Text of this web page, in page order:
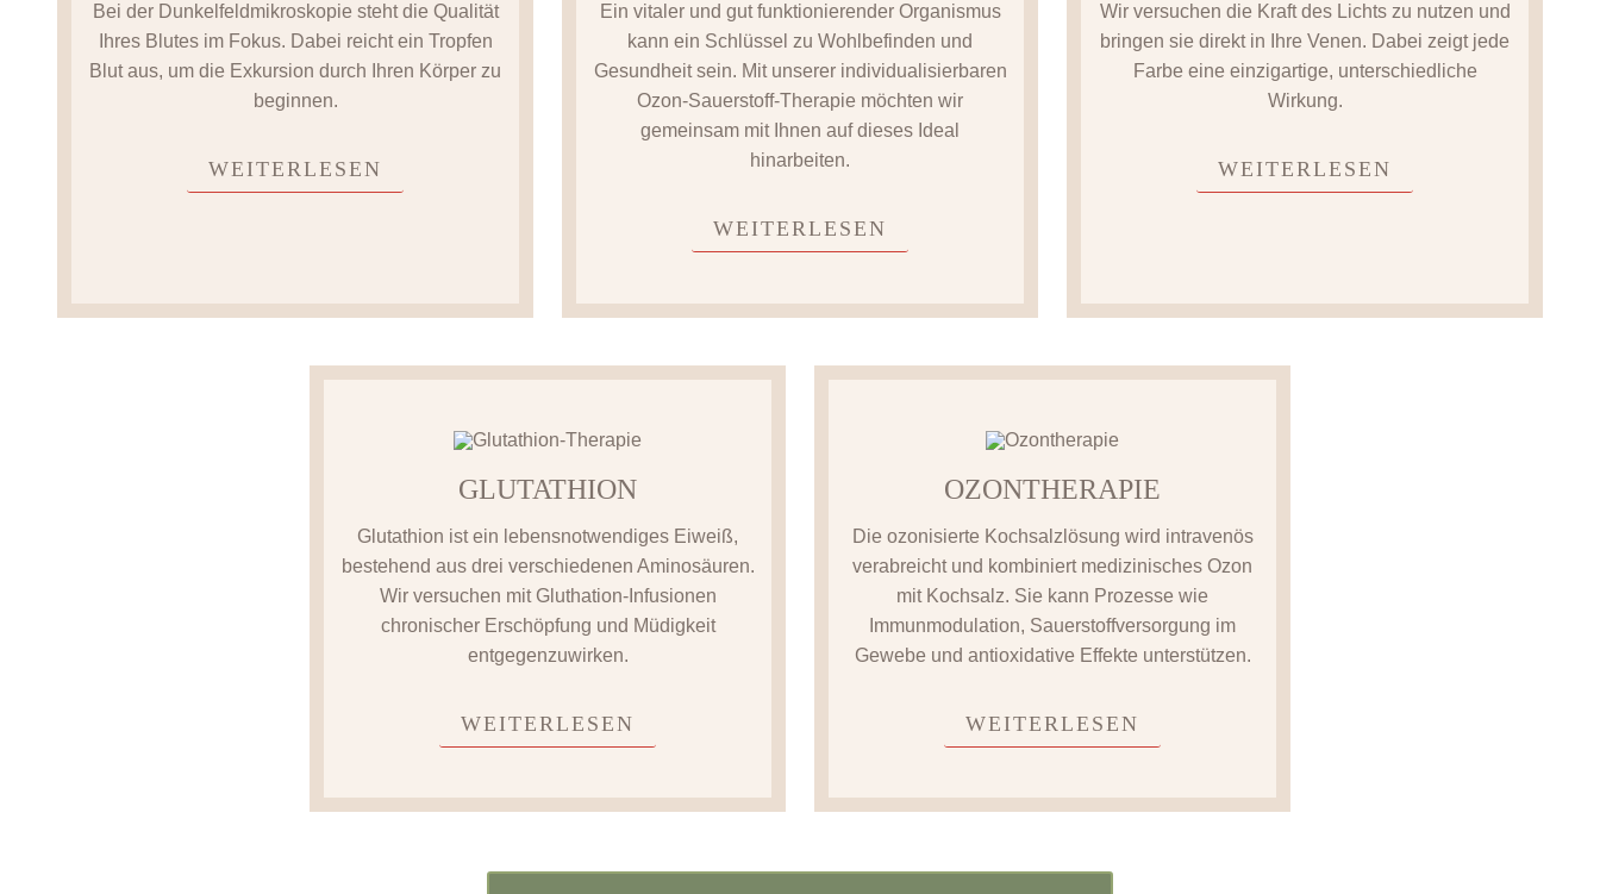
Bei der Dunkelfeldmikroskopie steht die Qualität
Ihres Blutes im Fokus. Dabei reicht ein Tropfen
Blut aus, um die Exkursion durch Ihren Körper zu
beginnen.
WEITERLESEN
Ein vitaler und gut funktionierender Organismus
kann ein Schlüssel zu Wohlbefinden und
Gesundheit sein. Mit unserer individualisierbaren
Ozon-Sauerstoff-Therapie möchten wir
gemeinsam mit Ihnen auf dieses Ideal
hinarbeiten.
WEITERLESEN
Wir versuchen die Kraft des Lichts zu nutzen und
bringen sie direkt in Ihre Venen. Dabei zeigt jede
Farbe eine einzigartige, unterschiedliche
Wirkung.
WEITERLESEN
GLUTATHION
Glutathion ist ein lebensnotwendiges Eiweiß,
bestehend aus drei verschiedenen Aminosäuren.
Wir versuchen mit Gluthation-Infusionen
chronischer Erschöpfung und Müdigkeit
entgegenzuwirken.
WEITERLESEN
OZONTHERAPIE
Die ozonisierte Kochsalzlösung wird intravenös
verabreicht und kombiniert medizinisches Ozon
mit Kochsalz. Sie kann Prozesse wie
Immunmodulation, Sauerstoffversorgung im
Gewebe und antioxidative Effekte unterstützen.
WEITERLESEN